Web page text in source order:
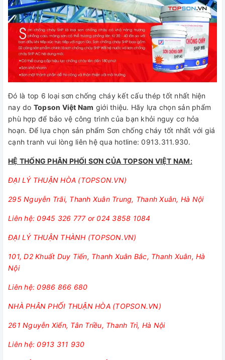
Đó là top 6 loại sơn chống cháy kết cấu thép tốt nhất hiện
nay do Topson Việt Nam giới thiệu. Hãy lựa chọn sản phẩm
phù hợp để bảo vệ công trình của bạn khỏi nguy cơ hỏa
hoạn. Để lựa chọn sản phẩm Sơn chống cháy tốt nhất với giá
cạnh tranh vui lòng liên hệ qua hotline: 0913.311.930.
HỆ THỐNG PHÂN PHỐI SƠN CỦA TOPSON VIỆT NAM:
ĐẠI LÝ THUẬN HÒA (TOPSON.VN)
295 Nguyễn Trãi, Thanh Xuân Trung, Thanh Xuân, Hà Nội
Liên hệ: 0945 326 777 or 024 3858 1084
ĐẠI LÝ THUẬN THÀNH (TOPSON.VN)
101, D2 Khuất Duy Tiến, Thanh Xuân Bắc, Thanh Xuân, Hà
Nội
Liên hệ: 0986 866 680
NHÀ PHÂN PHỐI THUẬN HÒA (TOPSON.VN)
261 Nguyễn Xiển, Tân Triều, Thanh Trì, Hà Nội
Liên hệ: 0913 311 930